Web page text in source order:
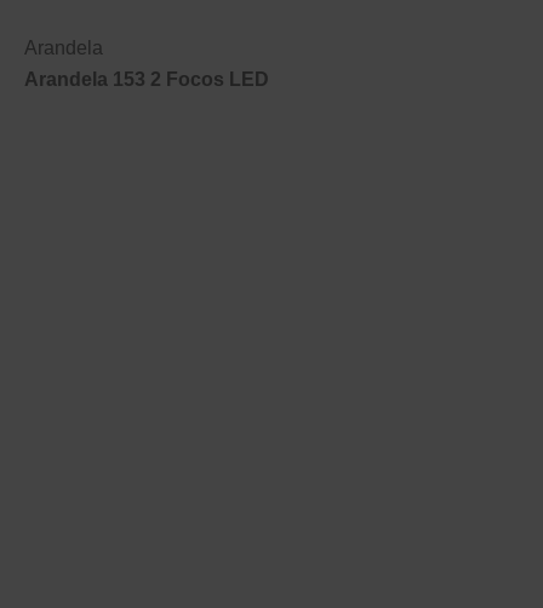
Arandela
Arandela 153 2 Focos LED